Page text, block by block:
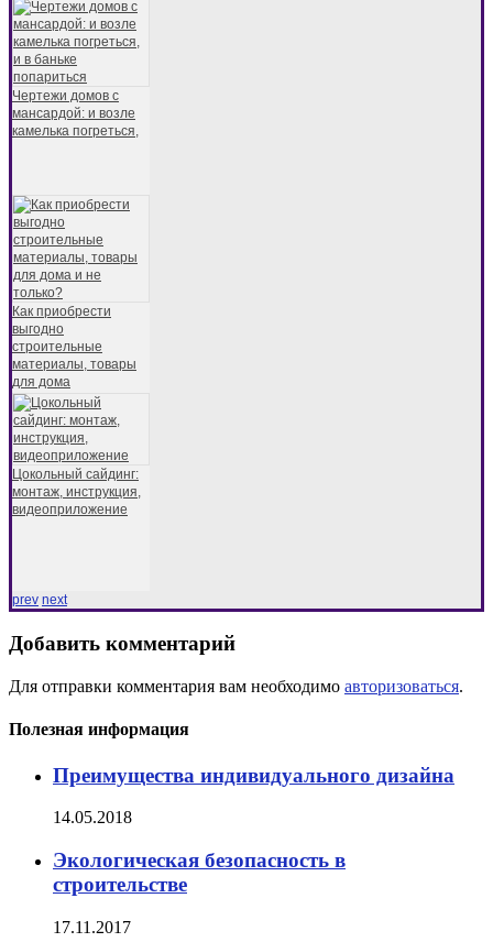
Чертежи домов с
мансардой: и возле
камелька погреться,
Как приобрести
выгодно
строительные
материалы, товары
для дома
Цокольный сайдинг:
монтаж, инструкция,
видеоприложение
prev next
Добавить комментарий
Для отправки комментария вам необходимо авторизоваться.
Полезная информация
Преимущества индивидуального дизайна
14.05.2018
Экологическая безопасность в
строительстве
17.11.2017